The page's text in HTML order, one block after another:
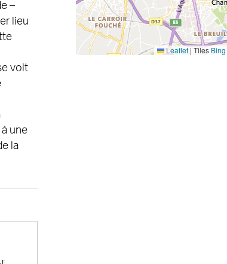
–
lieu
voit
une
la
Leaflet | Tiles Bing